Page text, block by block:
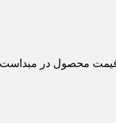
قیمت محصول در